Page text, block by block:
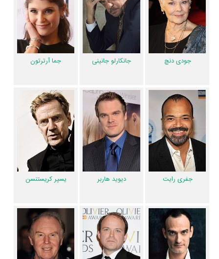
همچنینمارک فورستر
کارگردان ذره ای آرامش اولین همکاری خود با بازیگرانی
چوندنیل کریگ، اولگا کوریلنکو متیو آمالریک،جودی دنچ ،جانکارلو جانینی
جما آرترتون،جفری رایت دیوید هاربر یسپر کریستنسن،تیم پیگات-اسمیت
خواکین کوسیو،Fernando Guillén CuervoوJesús Ochoaرا در این اثر
تجربه کرده است. در میان بازیگران ذره ای آرامش نیز 93 همکاریِ اول رخ
همکاری شکل گرفته که 93 همکاری برای اولین‌مرتبه در ذره ای آرامش رخ داده
است. مانند:دنیل کریگ اولگا کوریلنکو،متیو آمالریک وجودی دنچ،جانکارلو
جانینیوجما آرترتون،جفری رایتودیوید هاربر، یسپر کریستنسنو
تاوبمان.
آیا می‌دانید کدام هنرمندان فیلم ذره ای آرامش فوت‌کرده‌اند؟ از میان عوامل و
بازیگران فیلم ذره ای آرامش، 1 نفر به دیار باقی سفر کرده است و دیگر در میان
ما نیست: شادروان
تیم پیگات-اسمیت.
عوامل فیلم ذره ای آرامش
در مجموع بیش از 18 نفر در تولید فیلم ذره ای آرامش نقش داشته‌اند و هر یک
از آنها درمنظومیک صفحه اختصاصی دارند.
جودی دنچ جانکارلو جانینی جما آرترتون
جفری رایت دیوید هاربر یسپر کریستنسن